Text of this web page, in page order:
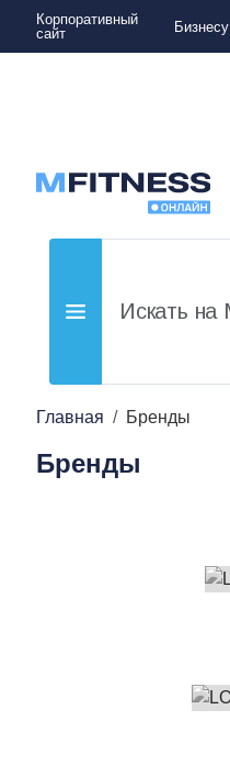
Корпоративный
сайт
Бизнесу
Главная Бренды
Бренды